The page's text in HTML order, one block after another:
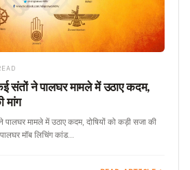
संतों ने पालघर मामले में उठाए कदम,
मांग
मामले में उठाए कदम, दोषियों को कड़ी सजा की
मॉब लिचिंग कांड…